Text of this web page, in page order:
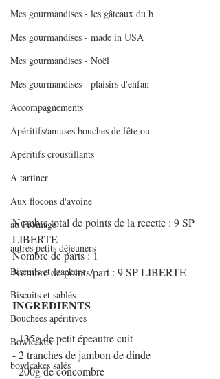
Mes gourmandises - les gâteaux du b
Mes gourmandises - made in USA
Mes gourmandises - Noël
Mes gourmandises - plaisirs d'enfan
Accompagnements
Apéritifs/amuses bouches de fête ou
Apéritifs croustillants
A tartiner
Aux flocons d'avoine
au Fromage
autres petits déjeuners
Biscuits et crackers
Biscuits et sablés
Bouchées apéritives
Bowlcakes
bowlcakes salés
Nombre total de points de la recette : 9 SP
LIBERTE
Nombre de parts : 1
Nombre de points/part : 9 SP LIBERTE
INGREDIENTS
- 135g de petit épeautre cuit
- 2 tranches de jambon de dinde
- 200g de concombre